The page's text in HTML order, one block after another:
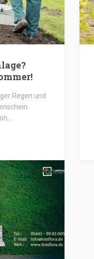
Regen und